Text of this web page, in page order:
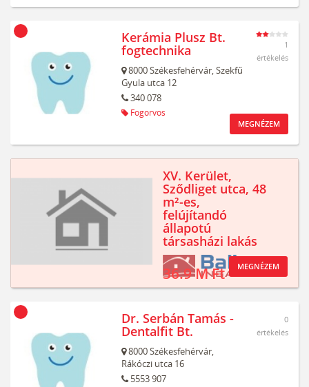
Kerámia Plusz Bt.
fogtechnika
8000Székesfehérvár,Szekfű
Gyula utca 12
340 078
Fogorvos
1
értékelés
MEGNÉZEM
XV. Kerület,
Sződliget utca, 48
m²-es,
felújítandó
állapotú
társasházi lakás
36.9 M Ft MEGNÉZEM
Dr. Serbán Tamás -
Dentalfit Bt.
8000Székesfehérvár,
Rákóczi utca 16
5553 907
0
értékelés